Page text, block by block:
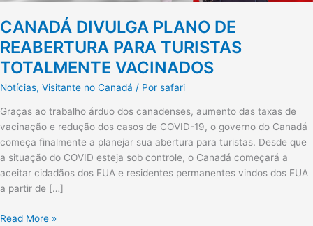
CANADÁ DIVULGA PLANO DE
REABERTURA PARA TURISTAS
TOTALMENTE VACINADOS
Notícias, Visitante no Canadá / Por safari
Graças ao trabalho árduo dos canadenses, aumento das taxas de
vacinação e redução dos casos de COVID-19, o governo do Canadá
começa finalmente a planejar sua abertura para turistas. Desde que
a situação do COVID esteja sob controle, o Canadá começará a
aceitar cidadãos dos EUA e residentes permanentes vindos dos EUA
a partir de […]
Read More »